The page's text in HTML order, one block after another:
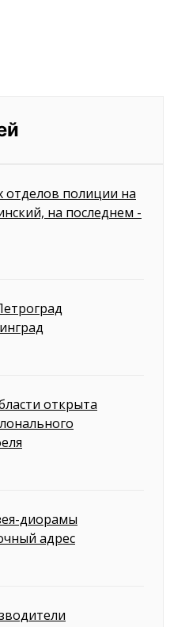
отделов полиции на
на последнем -
открыта
диорамы
адрес